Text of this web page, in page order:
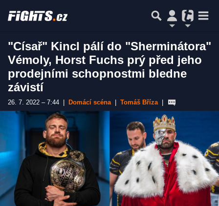
"Císař" Kincl pálí do "Sherminátora"
Vémoly, Horst Fuchs prý před jeho
prodejními schopnostmi bledne
závistí
26. 7. 2022 – 7:44 Domácí scéna Tomáš Bříza